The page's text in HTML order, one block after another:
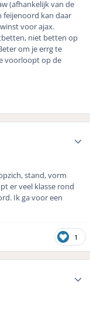
(afhankelijk van de
feijenoord kan daar
voor ajax.
niet betten op
om je errg te
voorloopt op de
stand, vorm
er veel klasse rond
Ik ga voor een
1